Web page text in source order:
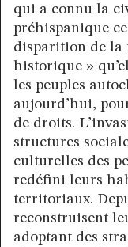
qui a connu la
préhispanique
disparition de la
historique »
les peuples
aujourd’hui,
de droits.
structures
culturelles des
redéfini leurs
territoriaux.
reconstruisent
adoptant des